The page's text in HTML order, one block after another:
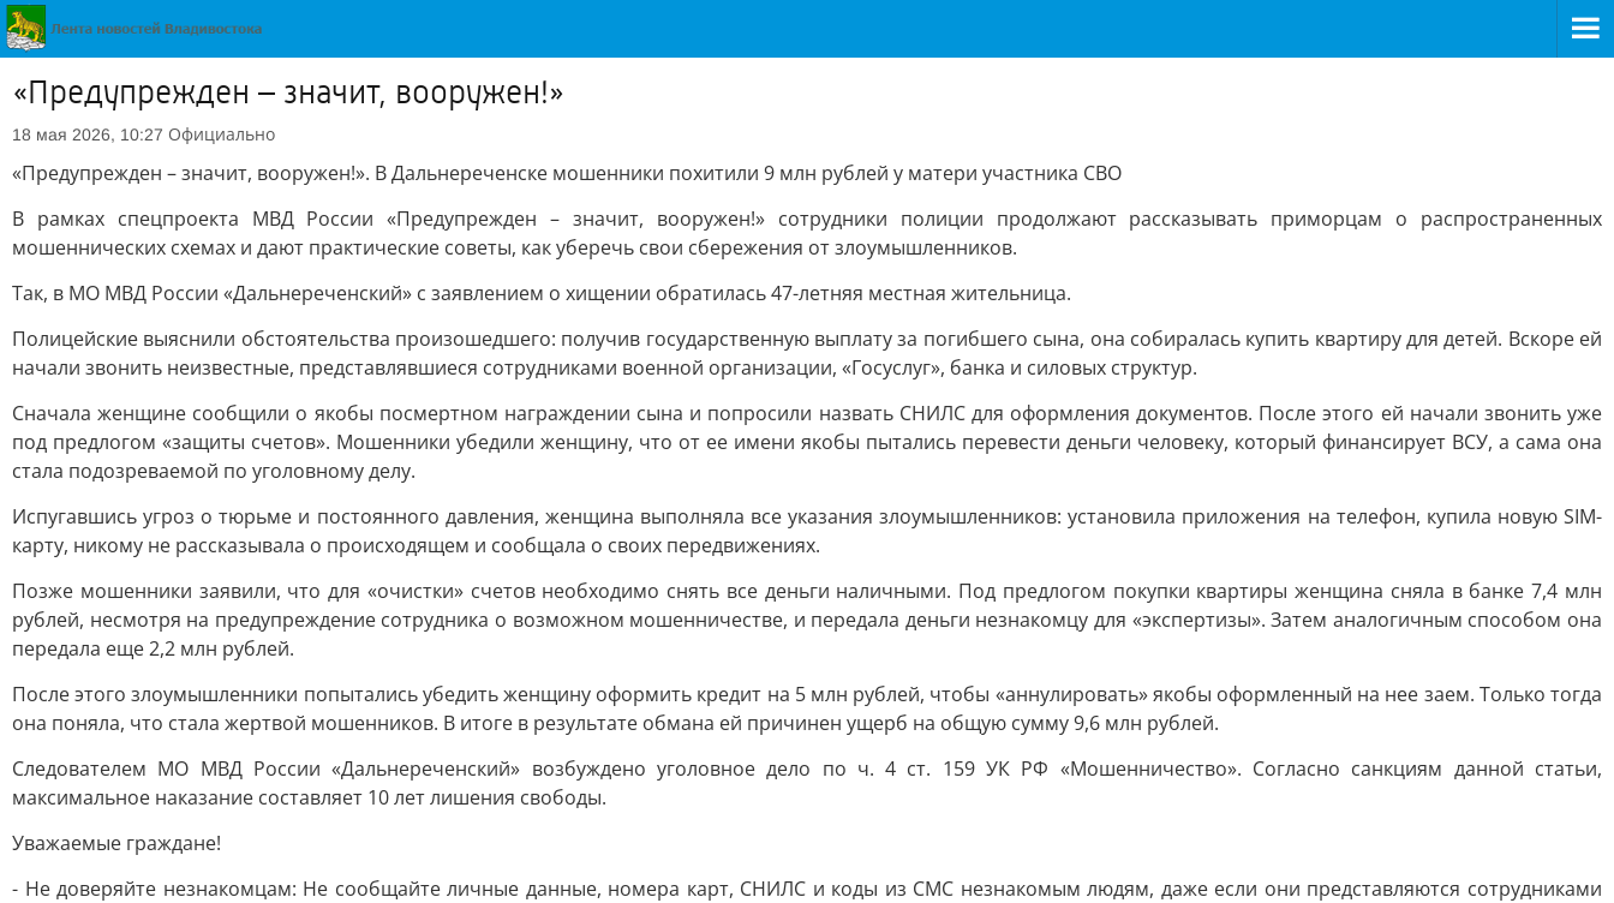
«Предупрежден – значит, вооружен!»
18 мая 2026, 10:27 Официально
«Предупрежден – значит, вооружен!». В Дальнереченске мошенники похитили 9 млн рублей у матери участника СВО
В рамках спецпроекта МВД России «Предупрежден – значит, вооружен!» сотрудники полиции продолжают рассказывать приморцам о распространенных
мошеннических схемах и дают практические советы, как уберечь свои сбережения от злоумышленников.
Так, в МО МВД России «Дальнереченский» с заявлением о хищении обратилась 47-летняя местная жительница.
Полицейские выяснили обстоятельства произошедшего: получив государственную выплату за погибшего сына, она собиралась купить квартиру для детей. Вскоре ей
начали звонить неизвестные, представлявшиеся сотрудниками военной организации, «Госуслуг», банка и силовых структур.
Сначала женщине сообщили о якобы посмертном награждении сына и попросили назвать СНИЛС для оформления документов. После этого ей начали звонить уже
под предлогом «защиты счетов». Мошенники убедили женщину, что от ее имени якобы пытались перевести деньги человеку, который финансирует ВСУ, а сама она
стала подозреваемой по уголовному делу.
Испугавшись угроз о тюрьме и постоянного давления, женщина выполняла все указания злоумышленников: установила приложения на телефон, купила новую SIM-
карту, никому не рассказывала о происходящем и сообщала о своих передвижениях.
Позже мошенники заявили, что для «очистки» счетов необходимо снять все деньги наличными. Под предлогом покупки квартиры женщина сняла в банке 7,4 млн
рублей, несмотря на предупреждение сотрудника о возможном мошенничестве, и передала деньги незнакомцу для «экспертизы». Затем аналогичным способом она
передала еще 2,2 млн рублей.
После этого злоумышленники попытались убедить женщину оформить кредит на 5 млн рублей, чтобы «аннулировать» якобы оформленный на нее заем. Только тогда
она поняла, что стала жертвой мошенников. В итоге в результате обмана ей причинен ущерб на общую сумму 9,6 млн рублей.
Следователем МО МВД России «Дальнереченский» возбуждено уголовное дело по ч. 4 ст. 159 УК РФ «Мошенничество». Согласно санкциям данной статьи,
максимальное наказание составляет 10 лет лишения свободы.
Уважаемые граждане!
- Не доверяйте незнакомцам: Не сообщайте личные данные, номера карт, СНИЛС и коды из СМС незнакомым людям, даже если они представляются сотрудниками